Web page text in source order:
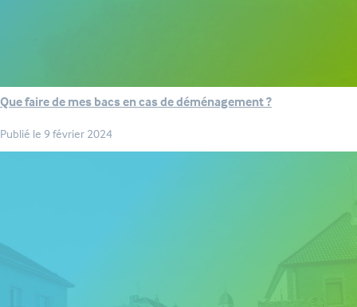
Que faire de mes bacs en cas de déménagement ?
Publié le 9 février 2024